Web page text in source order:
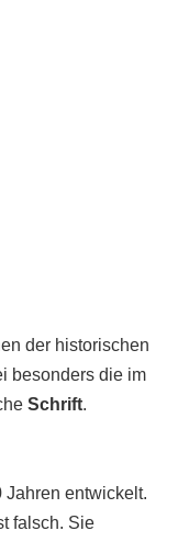
der historischen
besonders die im
Schrift.
Jahren entwickelt.
falsch. Sie